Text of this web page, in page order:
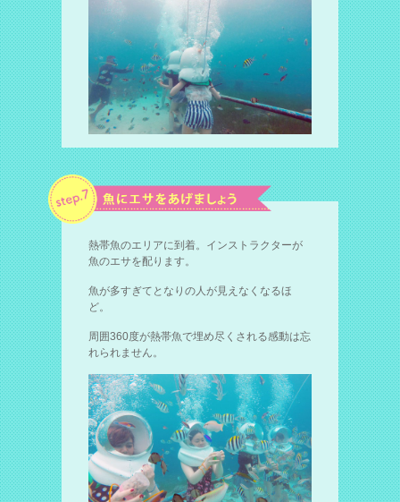
熱帯魚のエリアに到着。インストラクターが
魚のエサを配ります。
魚が多すぎてとなりの人が見えなくなるほ
ど。
周囲360度が熱帯魚で埋め尽くされる感動は忘
れられません。